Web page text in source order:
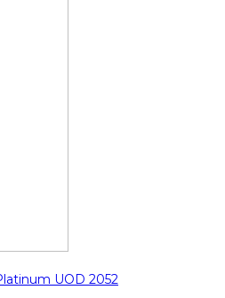
UOD 2052